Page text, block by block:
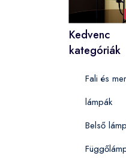
Kedvenc
kategóriák
Fali és
lámpák
Belső